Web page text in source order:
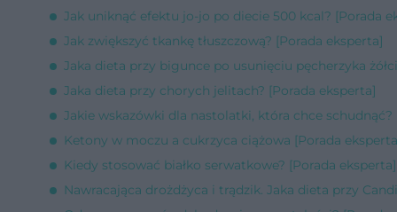
Jak uniknąć efektu jo-jo po diecie 500 kcal? [Porada
Jak zwiększyć tkankę tłuszczową? [Porada eksperta]
Jaka dieta przy bigunce po usunięciu pęcherzyka
Jaka dieta przy chorych jelitach? [Porada eksperta]
Jakie wskazówki dla nastolatki, która chce schudnąć?
Ketony w moczu a cukrzyca ciążowa [Porada
Kiedy stosować białko serwatkowe? [Porada eksperta]
Nawracająca drożdżyca i trądzik. Jaka dieta przy